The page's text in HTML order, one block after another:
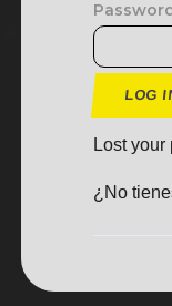
LOG
Lost
¿No